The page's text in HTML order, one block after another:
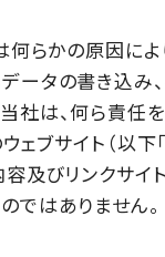
らかの原因に
タの書き込み
は、何ら責任
ブサイト（以下
及びリンクサ
ではありません。